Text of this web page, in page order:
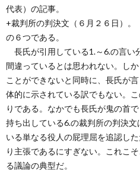
代表）の記事。
+裁判所の判決文（６月２６日）。
の６つである。
長氏が引用している1.～6.の言い
間違っているとは思われない。し
ことができないと同時に、長氏が
体的に示されている訳でもない。
りである。なかでも長氏が鬼の首
持ち出している6.の裁判所の判決
いる単なる役人の屁理屈を追認し
り主張であるにすぎない。これこ
る議論の典型だ。